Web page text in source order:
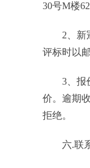
30号M楼
2、新
评标时以
3、报
价。逾期
拒绝。
六.联